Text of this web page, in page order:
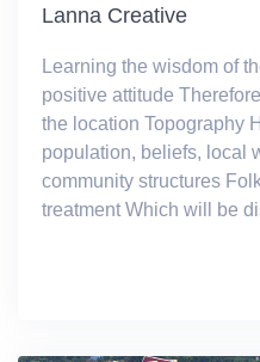
Lanna Creative
Learning the wisdom of
positive attitude
the location Topography
population, beliefs, local
community structures
treatment Which will be